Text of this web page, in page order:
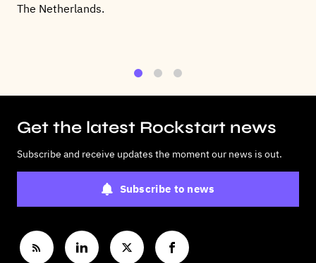
The Netherlands.
Get the latest Rockstart news
Subscribe and receive updates the moment our news is out.
Subscribe to news